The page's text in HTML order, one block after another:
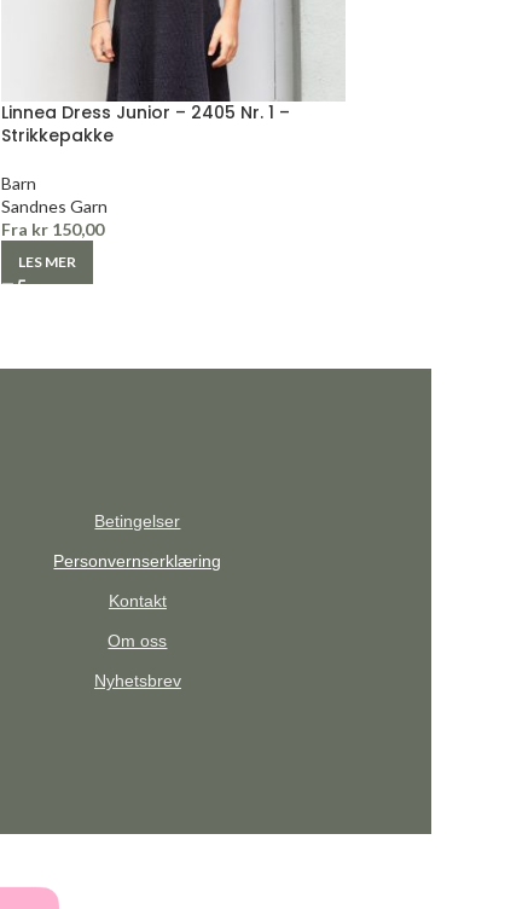
Linnea Dress Junior – 2405 Nr. 1 –
Strikkepakke
Barn
Sandnes Garn
Fra kr150,00
LES MER
Betingelser
Personvernserklæring
Kontakt
Om oss
Nyhetsbrev